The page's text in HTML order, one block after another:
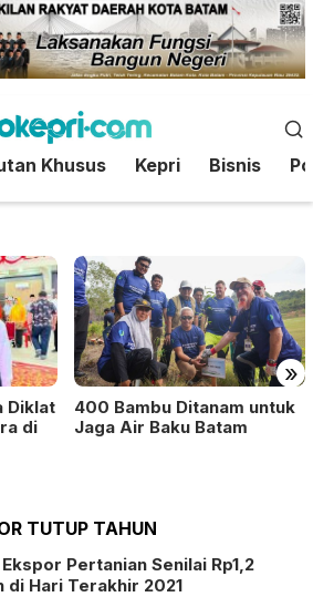
Khusus Kepri Bisnis
»
Diklat
di
400 Bambu Ditanam untuk
Jaga Air Baku Batam
TUTUP TAHUN
Pertanian Senilai Rp1,2
di Hari Terakhir 2021